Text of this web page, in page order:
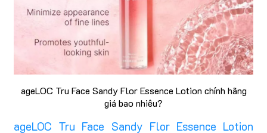
ageLOC Tru Face Sandy Flor Essence Lotion chính hãng
giá bao nhiêu?
ageLOC Tru Face Sandy Flor Essence Lotion